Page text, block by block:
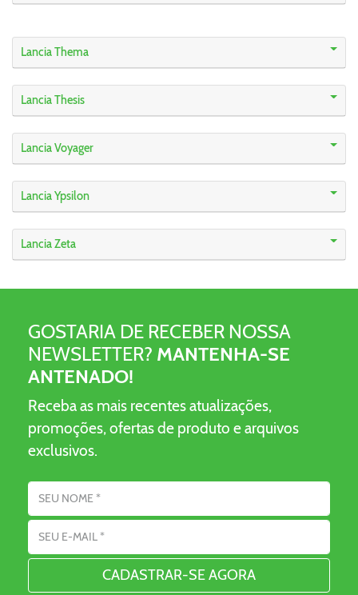
Lancia Thema
Lancia Thesis
Lancia Voyager
Lancia Ypsilon
Lancia Zeta
GOSTARIA DE RECEBER NOSSA
NEWSLETTER? MANTENHA-SE
ANTENADO!
Receba as mais recentes atualizações,
promoções, ofertas de produto e arquivos
exclusivos.
Nome
Endereço de Email